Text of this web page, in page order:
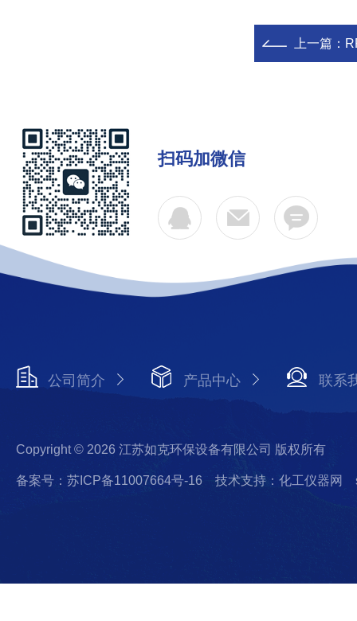
上一篇：
扫码加微信
公司简介 产品中心 联系
Copyright © 2026 江苏如克环保设备有限公司 版权所有
备案号：苏ICP备11007664号-16 技术支持：化工仪器网